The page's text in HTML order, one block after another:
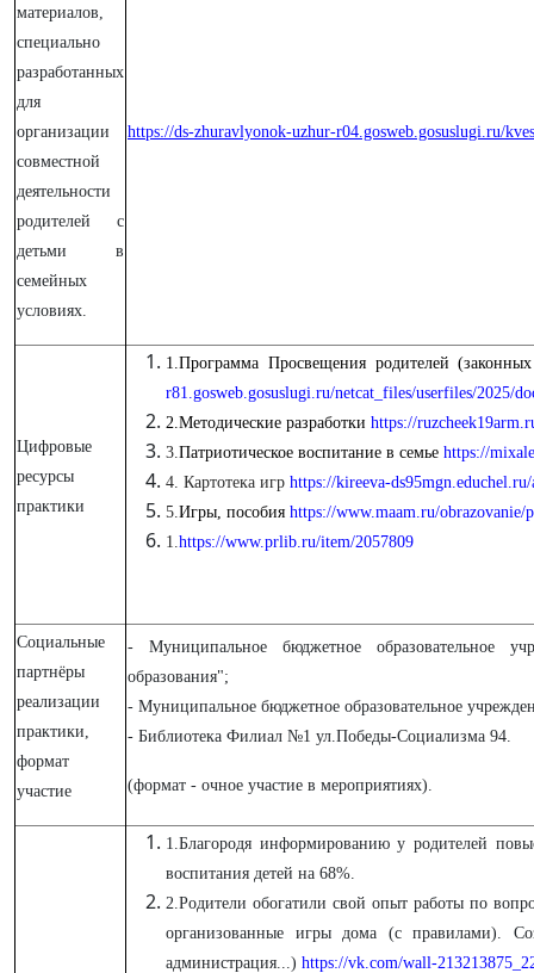
материалов,
специально
разработанных
для
организации
совместной
деятельности
родителей с
детьми в
семейных
условиях.
https://ds-zhuravlyonok-uzhur-r04.gosweb.gosuslugi.ru/
Цифровые
ресурсы
практики
1.Программа Просвещения родителей
r81.gosweb.gosuslugi.ru/netcat_files/userfiles/2025/
2.Методические разработки https://
3.Патриотическое воспитание в семье https://
4. Картотека игр https://kireeva-
5.Игры, пособия https://www.maam.ru/obrazovanie/
1.https://www.prlib.ru/item/2057809
Социальные
партнёры
реализации
практики,
формат
участие
- Муниципальное бюджетное образовательное
образования";
- Муниципальное бюджетное образовательное
- Библиотека Филиал №1 ул.Победы-Социализма 94.
(формат - очное участие в мероприятиях).
1.Благородя информированию у родителей
воспитания детей на 68%.
2.Родители обогатили свой опыт работы по
организованные игры дома (с правилами).
администрация...) https://vk.com/wall-